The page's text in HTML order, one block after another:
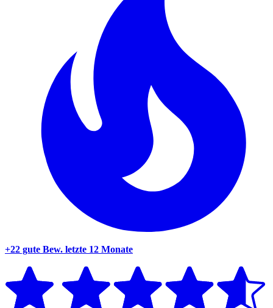
+22 gute Bew. letzte 12 Monate